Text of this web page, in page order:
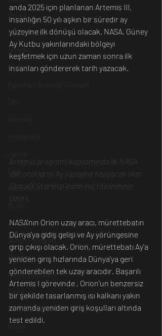
Dünya
İnsan
İletişim
Evren
Fizik
Astronomi
Zooloji
Günün Fotoğrafı
Biyoloji
Günün Düşüneni
Çevre
Kısa Kısa Bilim
anda 2025 için planlanan Artemis III,
insanlığın 50 yılı aşkın bir süredir ay
yüzeyine ilk dönüşü olacak. NASA, Güney
Ay Kutbu yakınlarındaki bölgeyi
keşfetmek için uzun zaman sonra ilk
insanları göndererek tarih yazacak.
Artemis programı kapsamında ilk NASA
astronotlarını Ay yüzeyine taşıyacak olan
SpaceX Starship insan iniş tasarımının
çizimi.
NASA'nın Orion uzay aracı, mürettebatın
Dünya'ya gidiş gelişi ve Ay yörüngesine
girip çıkışı olacak. Orion, mürettebatı Ay'a
yeniden giriş hızlarında Dünya'ya geri
gönderebilen tek uzay aracıdır. Başarılı
Artemis I görevinde , Orion'un benzersiz
bir şekilde tasarlanmış ısı kalkanı yakın
zamanda yeniden giriş koşulları altında
test edildi.